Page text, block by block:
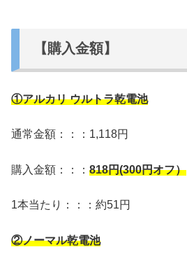
【購入金額】
①アルカリ ウルトラ乾電池
通常金額：：：1,118円
購入金額：：： 818円(300円オフ）
1本当たり：：：約51円
②ノーマル乾電池